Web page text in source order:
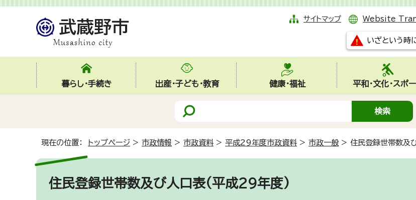
サイトマップ Website
いざという時
暮らし・手続き 出産・子ども・教育 健康・福祉 平和・文化・スポ
現在の位置： トップページ > 市政情報 > 市政資料 > 平成29年度市政資料 > 市政一般> 住民登録世帯数及
住民登録世帯数及び人口表(平成29年度)